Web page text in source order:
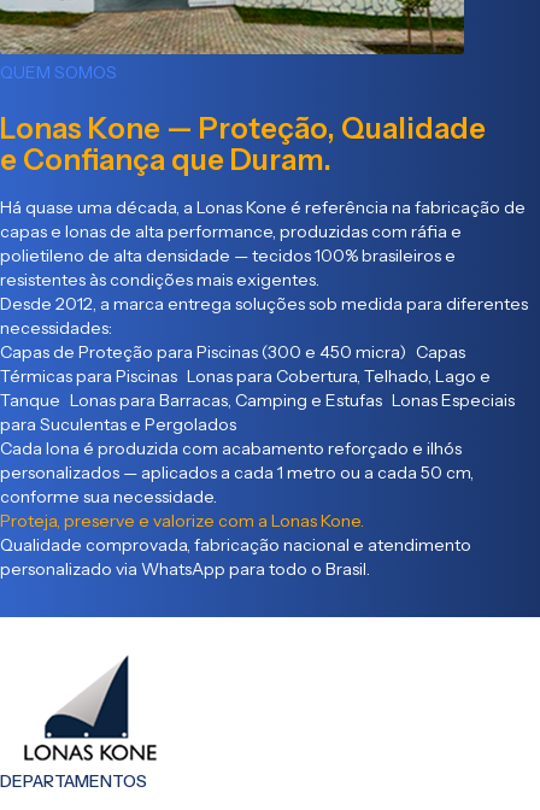
QUEM SOMOS
Lonas Kone — Proteção, Qualidade
e Confiança que Duram.
Há quase uma década, a Lonas Kone é referência na fabricação de
capas e lonas de alta performance, produzidas com ráfia e
polietileno de alta densidade — tecidos 100% brasileiros e
resistentes às condições mais exigentes.
Desde 2012, a marca entrega soluções sob medida para diferentes
necessidades:
Capas de Proteção para Piscinas (300 e 450 micra) Capas
Térmicas para Piscinas Lonas para Cobertura, Telhado, Lago e
Tanque Lonas para Barracas, Camping e Estufas Lonas Especiais
para Suculentas e Pergolados
Cada lona é produzida com acabamento reforçado e ilhós
personalizados — aplicados a cada 1 metro ou a cada 50 cm,
conforme sua necessidade.
Proteja, preserve e valorize com a Lonas Kone.
Qualidade comprovada, fabricação nacional e atendimento
personalizado via WhatsApp para todo o Brasil.
DEPARTAMENTOS